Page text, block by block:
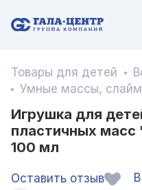
Товары для детей
Умные массы,
Игрушка для
пластичных масс
100 мл
Оставить отзыв